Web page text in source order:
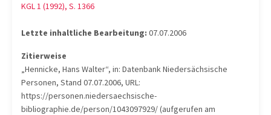
KGL 1 (1992), S. 1366
Letzte inhaltliche Bearbeitung: 07.07.2006
Zitierweise
„Hennicke, Hans Walter“, in: Datenbank Niedersächsische
Personen, Stand 07.07.2006, URL:
https://personen.niedersaechsische-
bibliographie.de/person/1043097929/ (aufgerufen am